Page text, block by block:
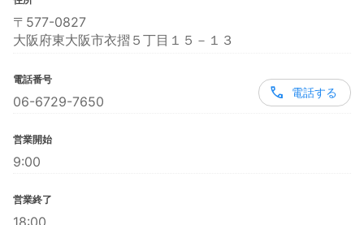
〒577-0827
大阪府東大阪市衣摺５丁目１５－１３
電話番号
06-6729-7650
電話する
営業開始
9:00
営業終了